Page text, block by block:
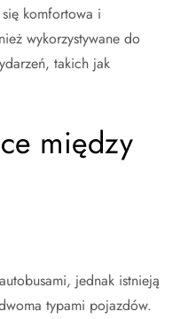
komfortowa i
wykorzystywane do
takich jak
między
jednak istnieją
typami pojazdów.